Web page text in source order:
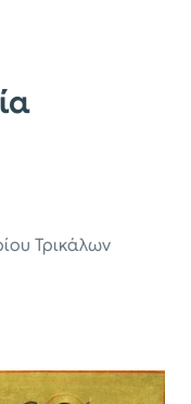
Τρικάλων